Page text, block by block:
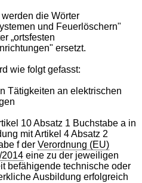
werden die Wörter
und Feuerlöschern"
„ortsfesten
ersetzt.
wie folgt gefasst:
Tätigkeiten an elektrischen
10 Absatz 1 Buchstabe a in
mit Artikel 4 Absatz 2
f derVerordnung (EU)
2014 eine zu der jeweiligen
befähigende technische oder
Ausbildung erfolgreich